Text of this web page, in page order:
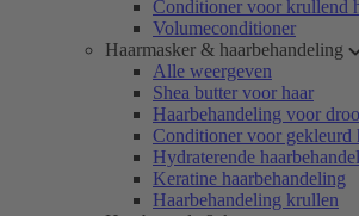
Conditioner voor krullend
Volumeconditioner
Haarmasker & haarbehandeling
Alle weergeven
Shea butter voor haar
Haarbehandeling voor
Conditioner voor gekleurd
Hydraterende
Keratine haarbehandeling
Haarbehandeling krullen